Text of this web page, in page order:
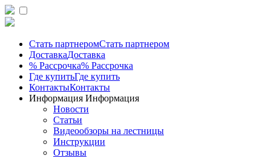
Стать партнеромСтать партнером
ДоставкаДоставка
% Рассрочка% Рассрочка
Где купитьГде купить
КонтактыКонтакты
Информация Информация
Новости
Статьи
Видеообзоры на лестницы
Инструкции
Отзывы